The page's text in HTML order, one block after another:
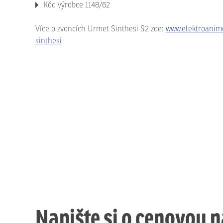
Kód výrobce 1148/62
Více o zvoncích Urmet Sinthesi S2 zde:
sinthesi